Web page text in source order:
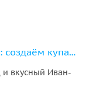
Мастер-класс: «Тайны русских трав: создаём купаж с Иван-чаем»
и вкусный Иван-